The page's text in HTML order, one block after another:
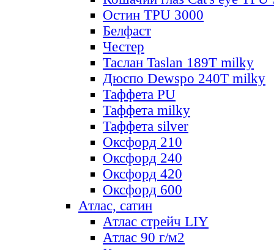
Остин TPU 3000
Белфаст
Честер
Таслан Taslan 189T milky
Дюспо Dewspo 240T milky
Таффета PU
Таффета milky
Таффета silver
Оксфорд 210
Оксфорд 240
Оксфорд 420
Оксфорд 600
Атлас, сатин
Атлас стрейч LIY
Атлас 90 г/м2